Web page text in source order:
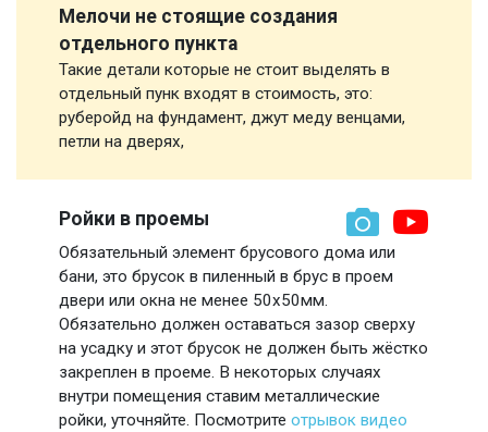
Мелочи не стоящие создания
отдельного пункта
Такие детали которые не стоит выделять в
отдельный пунк входят в стоимость, это:
руберойд на фундамент, джут меду венцами,
петли на дверях,
Ройки в проемы
Обязательный элемент брусового дома или
бани, это брусок в пиленный в брус в проем
двери или окна не менее 50х50мм.
Обязательно должен оставаться зазор сверху
на усадку и этот брусок не должен быть жёстко
закреплен в проеме. В некоторых случаях
внутри помещения ставим металлические
ройки, уточняйте. Посмотрите отрывок видео